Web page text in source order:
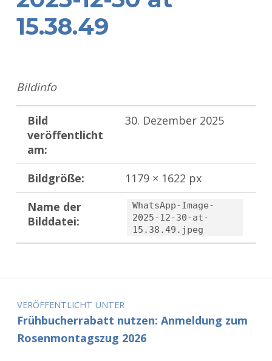
15.38.49
Bildinfo
Bild
veröffentlicht
am:
30. Dezember 2025
Bildgröße:
1179 × 1622 px
Name der
Bilddatei:
WhatsApp-Image-
2025-12-30-at-
15.38.49.jpeg
Zurück zur Hauptnavigation springen
Beitragsnavigation
VERÖFFENTLICHT UNTER
Frühbucherrabatt nutzen: Anmeldung zum
Rosenmontagszug 2026